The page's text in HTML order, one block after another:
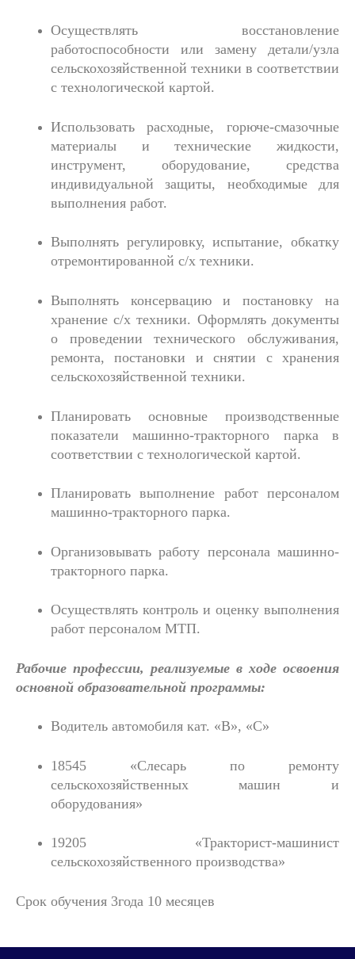
Осуществлять восстановление
работоспособности или замену детали/узла
сельскохозяйственной техники в соответствии
с технологической картой.
Использовать расходные, горюче-смазочные
материалы и технические жидкости,
инструмент, оборудование, средства
индивидуальной защиты, необходимые для
выполнения работ.
Выполнять регулировку, испытание, обкатку
отремонтированной с/х техники.
Выполнять консервацию и постановку на
хранение с/х техники. Оформлять документы
о проведении технического обслуживания,
ремонта, постановки и снятии с хранения
сельскохозяйственной техники.
Планировать основные производственные
показатели машинно-тракторного парка в
соответствии с технологической картой.
Планировать выполнение работ персоналом
машинно-тракторного парка.
Организовывать работу персонала машинно-
тракторного парка.
Осуществлять контроль и оценку выполнения
работ персоналом МТП.
Рабочие профессии, реализуемые в ходе освоения
основной образовательной программы:
Водитель автомобиля кат. «В», «С»
18545 «Слесарь по ремонту
сельскохозяйственных машин и
оборудования»
19205 «Тракторист-машинист
сельскохозяйственного производства»
Срок обучения 3года 10 месяцев